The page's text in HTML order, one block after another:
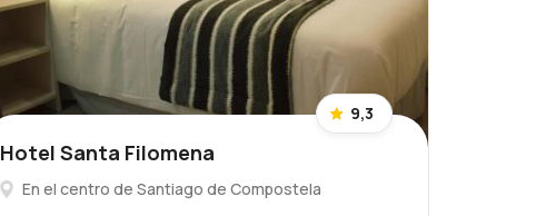
9,3
Hotel Santa Filomena
En el centro de Santiago de Compostela